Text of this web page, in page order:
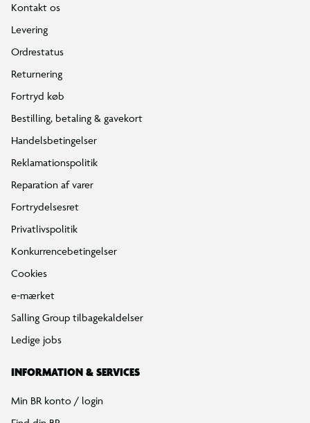
Kontakt os
Levering
Ordrestatus
Returnering
Fortryd køb
Bestilling, betaling & gavekort
Handelsbetingelser
Reklamationspolitik
Reparation af varer
Fortrydelsesret
Privatlivspolitik
Konkurrencebetingelser
Cookies
e-mærket
Salling Group tilbagekaldelser
Ledige jobs
INFORMATION & SERVICES
Min BR konto / login